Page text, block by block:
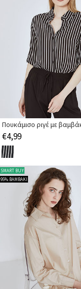
Πουκάμισο ριγέ με
€4,99
SMART BUY
95% ΒΑΜΒΑΚΙ